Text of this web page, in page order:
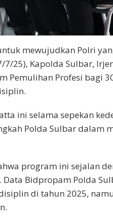
mewujudkan Polri
25), Kapolda Sulbar,
Pemulihan Profesi bagi
ini selama sepekan
Polda Sulbar dalam
program ini sejalan
Bidpropam Polda
di tahun 2025,